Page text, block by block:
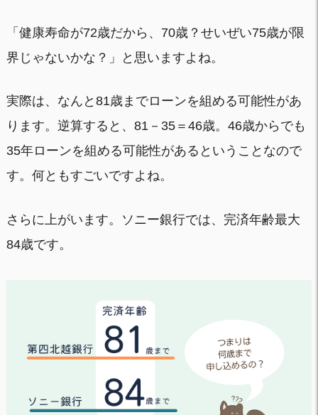
「健康寿命が72歳だから、70歳？せいぜい75歳が限
界じゃないかな？」と思いますよね。
実際は、なんと81歳までローンを組める可能性があ
ります。逆算すると、81－35＝46歳。46歳からでも
35年ローンを組める可能性があるということなので
す。何ともすごいですよね。
さらに上がいます。ソニー銀行では、完済年齢最大
84歳です。